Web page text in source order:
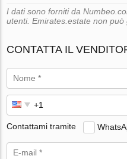
I dati sono forniti da
utenti. Emirates.estate non
CONTATTA IL
Contattami tramite